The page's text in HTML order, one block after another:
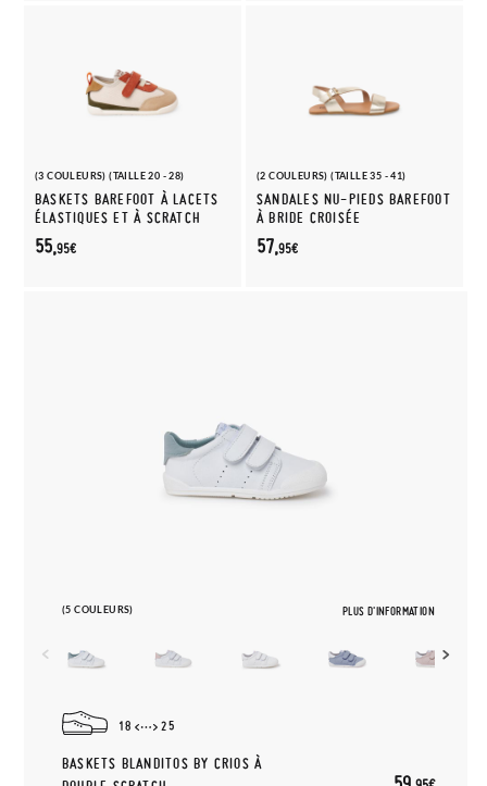
(3 COULEURS) (TAILLE 20 - 28)
BASKETS BAREFOOT À LACETS
ÉLASTIQUES ET À SCRATCH
55,95€
(2 COULEURS) (TAILLE 35 - 41)
SANDALES NU-PIEDS BAREFOOT
À BRIDE CROISÉE
57,95€
(5 COULEURS) PLUS D'INFORMATION
18 25
BASKETS BLANDITOS BY CRIOS À